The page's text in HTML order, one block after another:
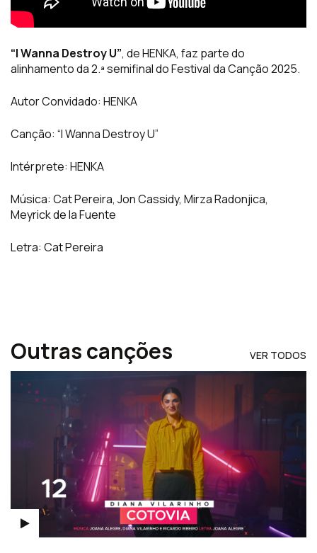
“I Wanna Destroy U”, de HENKA, faz parte do
alinhamento da 2.ª semifinal do Festival da Canção 2025.
Autor Convidado: HENKA
Canção: “I Wanna Destroy U”
Intérprete: HENKA
Música: Cat Pereira, Jon Cassidy, Mirza Radonjica,
Meyrick de la Fuente
Letra: Cat Pereira
Outras canções VER TODOS